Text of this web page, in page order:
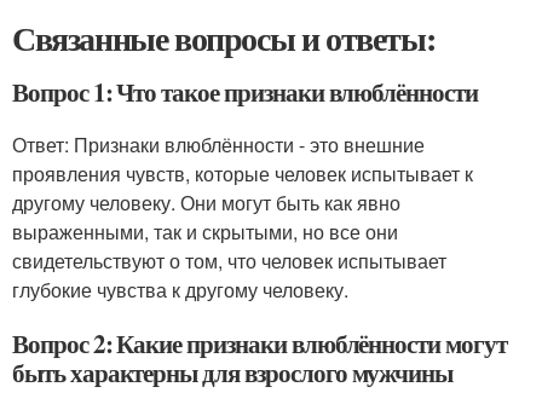
Связанные вопросы и ответы:
Вопрос 1: Что такое признаки влюблённости
Ответ: Признаки влюблённости - это внешние
проявления чувств, которые человек испытывает к
другому человеку. Они могут быть как явно
выраженными, так и скрытыми, но все они
свидетельствуют о том, что человек испытывает
глубокие чувства к другому человеку.
Вопрос 2: Какие признаки влюблённости могут
быть характерны для взрослого мужчины